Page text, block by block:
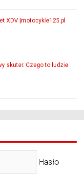
XDV |motocykle125.pl
skuter. Czego to ludzie
Hasło